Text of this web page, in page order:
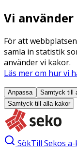
Vi
För att
samla in statistik
använder vi kakor.
Läs mer om hur vi
Anpassa Samtyck till
Samtyck till alla kakor
SökTill Sekos a-